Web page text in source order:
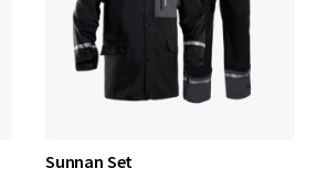
Sunnan Set